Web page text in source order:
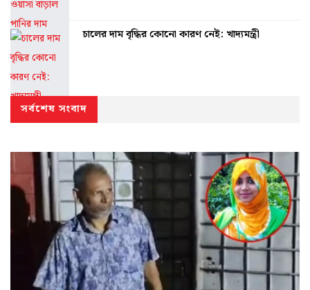
চালের দাম বৃদ্ধির কোনো কারণ নেই: খাদ্যমন্ত্রী
সর্বশেষ সংবাদ